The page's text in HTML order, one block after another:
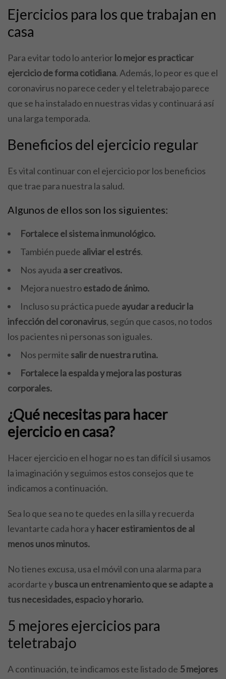
Ejercicios para los que trabajan en
casa
Para evitar todo lo anteriorlo mejor es practicar
ejercicio de forma cotidiana. Además, lo peor es que el
coronavirus no parece ceder y el teletrabajo parece
que se ha instalado en nuestras vidas y continuará así
una larga temporada.
Beneficios del ejercicio regular
Es vital continuar con el ejercicio por los beneficios
que trae para nuestra la salud.
Algunos de ellos son los siguientes:
Fortalece el sistema inmunológico.
También puede aliviar el estrés.
Nos ayuda a ser creativos.
Mejora nuestroestado de ánimo.
Incluso su práctica puede ayudar a reducir la
infección del coronavirus, según que casos, no todos
los pacientes ni personas son iguales.
Nos permite salir de nuestra rutina.
Fortalece la espalda y mejora las posturas
corporales.
¿Qué necesitas para hacer
ejercicio en casa?
Hacer ejercicio en el hogar no es tan difícil si usamos
la imaginación y seguimos estos consejos que te
indicamos a continuación.
Sea lo que sea no te quedes en la silla y recuerda
levantarte cada hora yhacer estiramientos de al
menos unos minutos.
No tienes excusa, usa el móvil con una alarma para
acordarte ybusca un entrenamiento que se adapte a
tus necesidades, espacio y horario.
5 mejores ejercicios para
teletrabajo
A continuación, te indicamos este listado de 5mejores